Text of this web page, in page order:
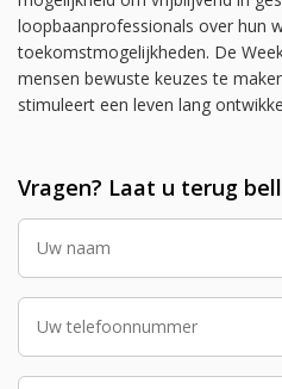
loopbaanprofessionals over hun
toekomstmogelijkheden. De
mensen bewuste keuzes te
stimuleert een leven lang
Vragen? Laat u terug